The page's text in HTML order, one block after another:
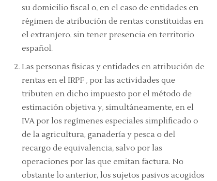
su domicilio fiscal o, en el caso de entidades en
régimen de atribución de rentas constituidas en
el extranjero, sin tener presencia en territorio
español.
Las personas físicas y entidades en atribución de
rentas en el IRPF , por las actividades que
tributen en dicho impuesto por el método de
estimación objetiva y, simultáneamente, en el
IVA por los regímenes especiales simplificado o
de la agricultura, ganadería y pesca o del
recargo de equivalencia, salvo por las
operaciones por las que emitan factura. No
obstante lo anterior, los sujetos pasivos acogidos